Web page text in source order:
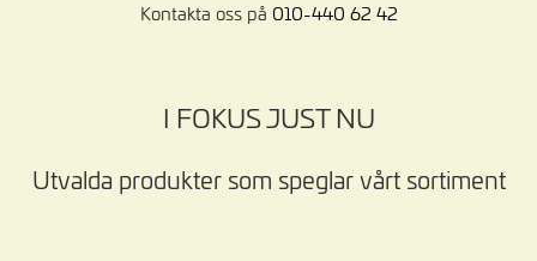
Kontakta oss på 010-440 62 42
I FOKUS JUST NU
Utvalda produkter som speglar vårt sortiment